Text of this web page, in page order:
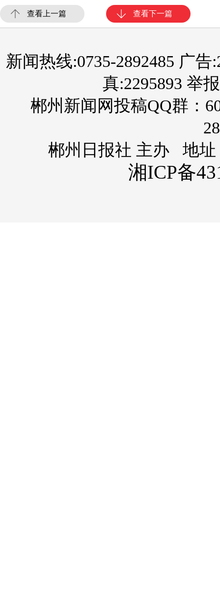
查看上一篇 查看下一篇
新闻热线:0735-2892485 广告
真:2295893 举
郴州新闻网投稿QQ群：
郴州日报社 主办 地址
湘ICP备